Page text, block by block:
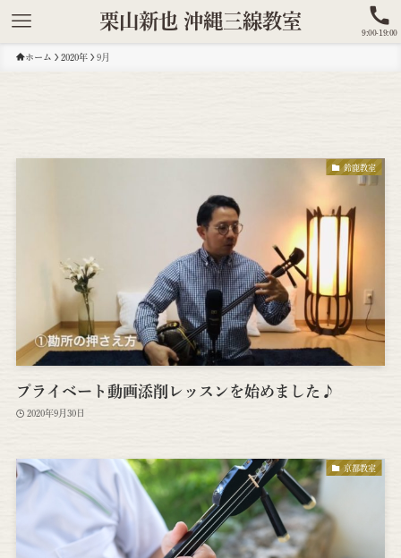
栗山新也 沖縄三線教室
9:00-19:00
ホーム 2020年 9月
鈴鹿教室
プライベート動画添削レッスンを始めました♪
2020年9月30日
京都教室